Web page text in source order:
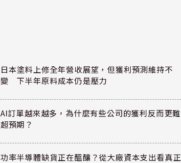
日本塗料上修全年營收展望，但獲利預測維持不
變 下半年原料成本仍是壓力
AI訂單越來越多，為什麼有些公司的獲利反而更難
超預期？
功率半導體缺貨正在醞釀？從大廠資本支出看真正